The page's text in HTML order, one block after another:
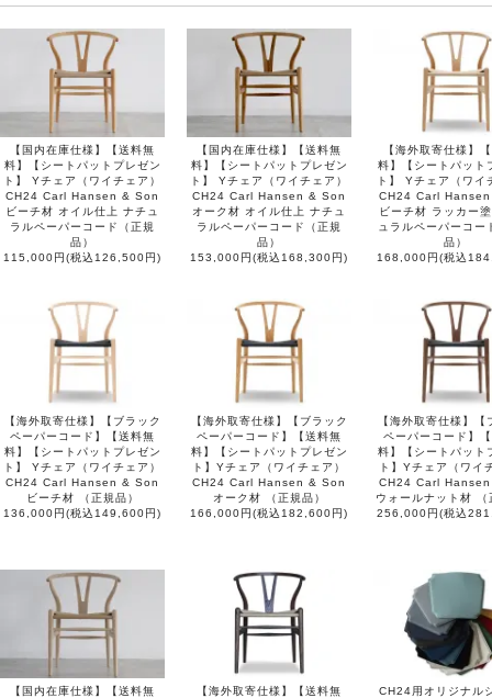
【国内在庫仕様】【送料無
料】【シートパットプレゼン
ト】 Yチェア（ワイチェア）
CH24 Carl Hansen & Son
ビーチ材 オイル仕上 ナチュ
ラルペーパーコード（正規
品）
115,000円(税込126,500円)
【国内在庫仕様】【送料無
料】【シートパットプレゼン
ト】 Yチェア（ワイチェア）
CH24 Carl Hansen & Son
オーク材 オイル仕上 ナチュ
ラルペーパーコード（正規
品）
153,000円(税込168,300円)
【海外取寄仕様】
料】【シートパット
ト】 Yチェア（ワイ
CH24 Carl
ビーチ材 ラッカー
ュラルペーパーコー
品）
168,000円(税込
【海外取寄仕様】【ブラック
ペーパーコード】【送料無
料】【シートパットプレゼン
ト】 Yチェア（ワイチェア）
CH24 Carl Hansen & Son
ビーチ材 （正規品）
136,000円(税込149,600円)
【海外取寄仕様】【ブラック
ペーパーコード】【送料無
料】【シートパットプレゼン
ト】Yチェア（ワイチェア）
CH24 Carl Hansen & Son
オーク材 （正規品）
166,000円(税込182,600円)
【海外取寄仕様】【
ペーパーコード】
料】【シートパット
ト】Yチェア（ワイ
CH24 Carl
ウォールナット材 （
256,000円(税込
【国内在庫仕様】【送料無
【海外取寄仕様】【送料無
CH24用オリジナル